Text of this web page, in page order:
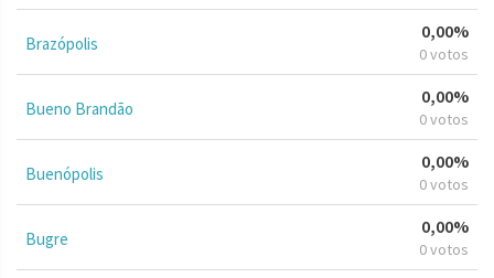
Brazópolis
0,00%
0 votos
Bueno Brandão
0,00%
0 votos
Buenópolis
0,00%
0 votos
Bugre
0,00%
0 votos